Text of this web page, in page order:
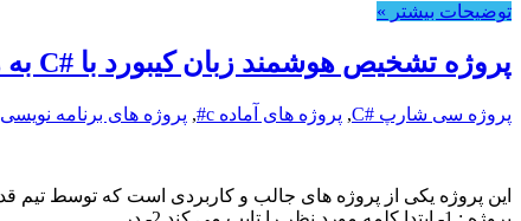
توضیحات بیشتر »
پروژه تشخیص هوشمند زبان کیبورد با #C به همراه مستندات
پروژه سی شارپ #C , پروژه های آماده c# , پروژه های برنامه نویسی